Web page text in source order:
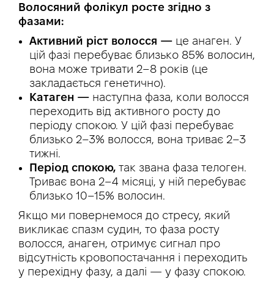
Волосяний фолікул росте згідно з
фазами:
Активний ріст волосся — це анаген. У
цій фазі перебуває близько 85% волосин,
вона може тривати 2–8 років (це
закладається генетично).
Катаген — наступна фаза, коли волосся
переходить від активного росту до
періоду спокою. У цій фазі перебуває
близько 2–3% волосся, вона триває 2–3
тижні.
Період спокою, так звана фаза телоген.
Триває вона 2–4 місяці, у ній перебуває
близько 10–15% волосин.
Якщо ми повернемося до стресу, який
викликає спазм судин, то фаза росту
волосся, анаген, отримує сигнал про
відсутність кровопостачання і переходить
у перехідну фазу, а далі — у фазу спокою.